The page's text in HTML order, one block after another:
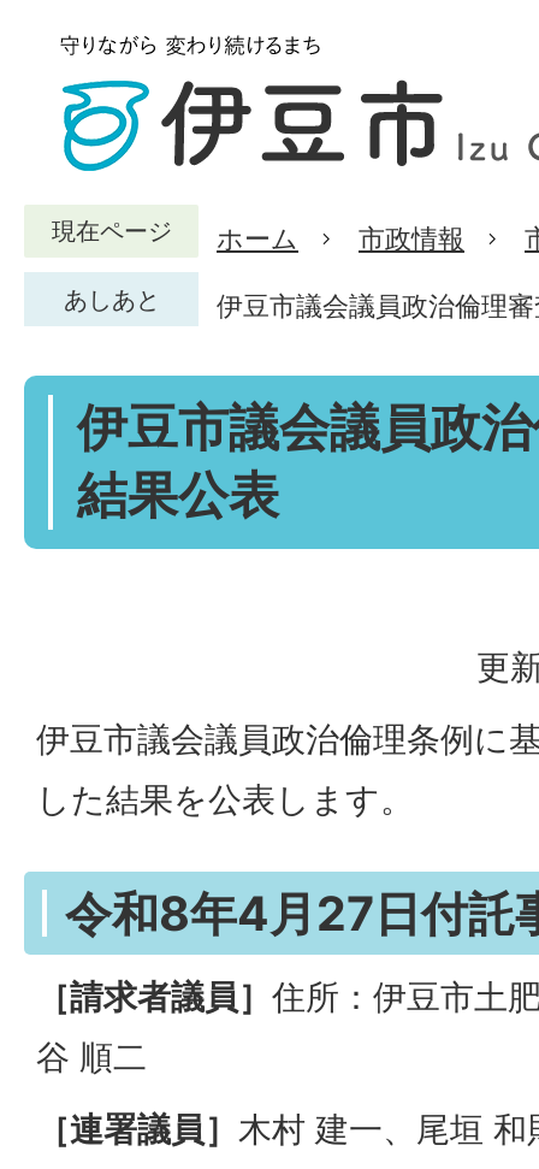
現在ページ ホーム 市政情報
あしあと 伊豆市議会議員政治倫理
伊豆市議会議員政
結果公表
更
伊豆市議会議員政治倫理条例に
した結果を公表します。
令和8年4月27日付託
［請求者議員］ 住所：伊豆市土
谷 順二
［連署議員］ 木村 建一、尾垣